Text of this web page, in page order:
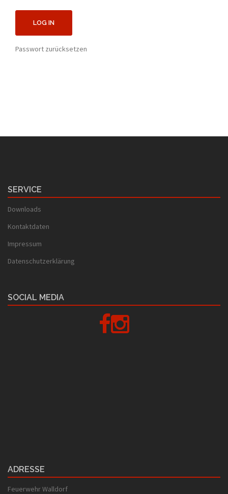
Passwort zurücksetzen
SERVICE
Downloads
Kontaktdaten
Impressum
Datenschutzerklärung
SOCIAL MEDIA
FacebookInstagram
ADRESSE
Feuerwehr Walldorf